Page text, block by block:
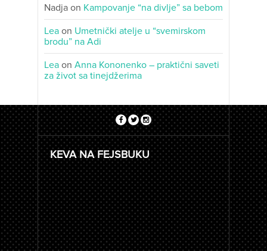
Nadja on Kampovanje “na divlje” sa bebom
Lea on Umetnički atelje u “svemirskom
brodu” na Adi
Lea on Anna Kononenko – praktični saveti
za život sa tinejdžerima
KEVA NA FEJSBUKU